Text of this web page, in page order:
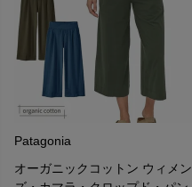
Patagonia
オーガニックコットン ウィメン